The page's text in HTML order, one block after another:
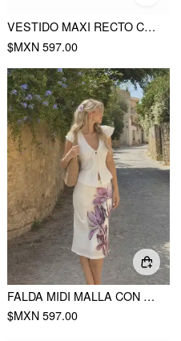
VESTIDO MAXI RECTO CON NUDO TORCIDO Y CUELLO ALTO TEXTURIZADO
$MXN 597.00
FALDA MIDI MALLA CON FLORES DE SIRENA
$MXN 597.00